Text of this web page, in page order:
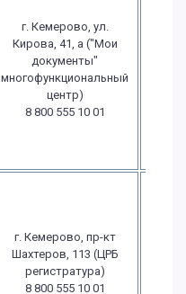
г. Кемерово, ул.
Кирова, 41, а ("Мои
документы"
многофункциональный
центр)
8 800 555 10 01
г. Кемерово, пр-кт
Шахтеров, 113 (ЦРБ
регистратура)
8 800 555 10 01